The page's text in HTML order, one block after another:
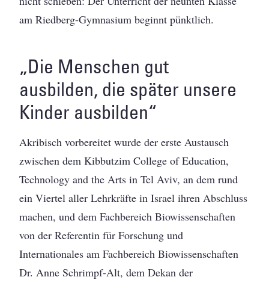
am Riedberg-Gymnasium beginnt pünktlich.
„Die Menschen gut
ausbilden, die später unsere
Kinder ausbilden“
Akribisch vorbereitet wurde der erste Austausch
zwischen dem Kibbutzim College of Education,
Technology and the Arts in Tel Aviv, an dem rund
ein Viertel aller Lehrkräfte in Israel ihren Abschluss
machen, und dem Fachbereich Biowissenschaften
von der Referentin für Forschung und
Internationales am Fachbereich Biowissenschaften
Dr. Anne Schrimpf-Alt, dem Dekan der